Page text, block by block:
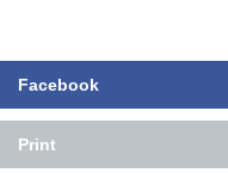
Facebook
Print